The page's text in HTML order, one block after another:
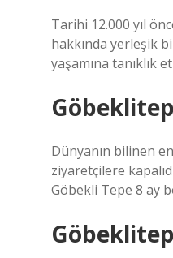
Tarihi 12.000 yıl
hakkında yerleşik
yaşamına tanıklık
Dünyanın bilinen
ziyaretçilere
Göbekli Tepe 8 ay